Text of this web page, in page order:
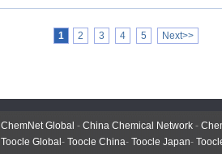
1 2 3 4 5 Next>>
ChemNet Global - China Chemical Network -
Toocle Global - Toocle China- Toocle Japan-